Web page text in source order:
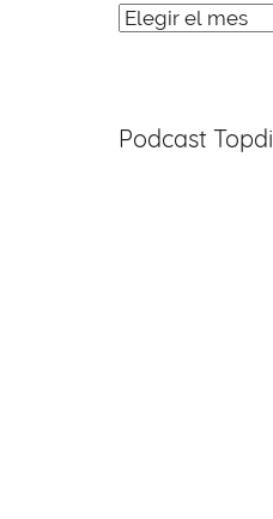
Noticias
Podcast